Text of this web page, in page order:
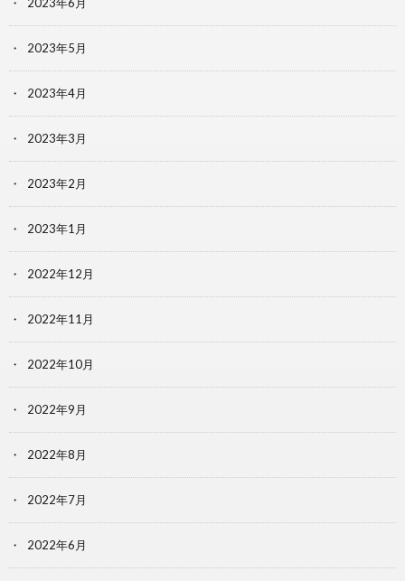
2023年5月
2023年4月
2023年3月
2023年2月
2023年1月
2022年12月
2022年11月
2022年10月
2022年9月
2022年8月
2022年7月
2022年6月